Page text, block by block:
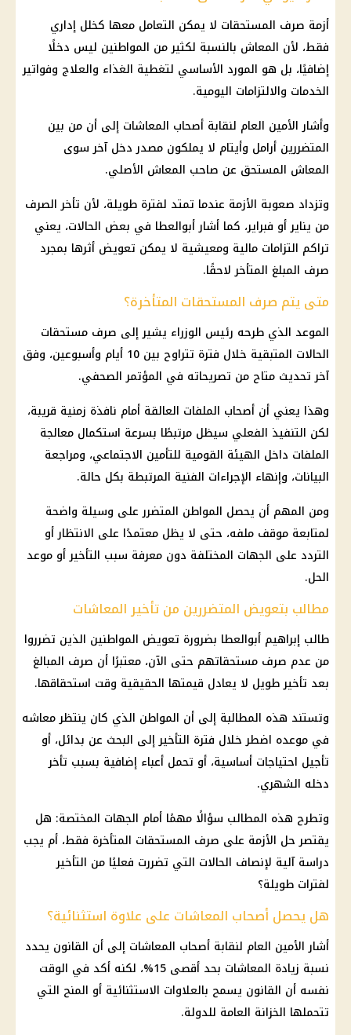
أزمة صرف المستحقات لا يمكن التعامل معها كخلل إداري
فقط، لأن المعاش بالنسبة لكثير من المواطنين ليس دخلًا
إضافيًا، بل هو المورد الأساسي لتغطية الغذاء والعلاج وفواتير
الخدمات والالتزامات اليومية.
وأشار الأمين العام لنقابة أصحاب المعاشات إلى أن من بين
المتضررين أرامل وأيتام لا يملكون مصدر دخل آخر سوى
المعاش المستحق عن صاحب المعاش الأصلي.
وتزداد صعوبة الأزمة عندما تمتد لفترة طويلة، لأن تأخر الصرف
من يناير أو فبراير، كما أشار أبوالعطا في بعض الحالات، يعني
تراكم التزامات مالية ومعيشية لا يمكن تعويض أثرها بمجرد
صرف المبلغ المتأخر لاحقًا.
متى يتم صرف المستحقات المتأخرة؟
الموعد الذي طرحه رئيس الوزراء يشير إلى صرف مستحقات
الحالات المتبقية خلال فترة تتراوح بين 10 أيام وأسبوعين، وفق
آخر تحديث متاح من تصريحاته في المؤتمر الصحفي.
وهذا يعني أن أصحاب الملفات العالقة أمام نافذة زمنية قريبة،
لكن التنفيذ الفعلي سيظل مرتبطًا بسرعة استكمال معالجة
الملفات داخل الهيئة القومية للتأمين الاجتماعي، ومراجعة
البيانات، وإنهاء الإجراءات الفنية المرتبطة بكل حالة.
ومن المهم أن يحصل المواطن المتضرر على وسيلة واضحة
لمتابعة موقف ملفه، حتى لا يظل معتمدًا على الانتظار أو
التردد على الجهات المختلفة دون معرفة سبب التأخير أو موعد
الحل.
مطالب بتعويض المتضررين من تأخير المعاشات
طالب إبراهيم أبوالعطا بضرورة تعويض المواطنين الذين تضرروا
من عدم صرف مستحقاتهم حتى الآن، معتبرًا أن صرف المبالغ
بعد تأخير طويل لا يعادل قيمتها الحقيقية وقت استحقاقها.
وتستند هذه المطالبة إلى أن المواطن الذي كان ينتظر معاشه
في موعده اضطر خلال فترة التأخير إلى البحث عن بدائل، أو
تأجيل احتياجات أساسية، أو تحمل أعباء إضافية بسبب تأخر
دخله الشهري.
وتطرح هذه المطالب سؤالًا مهمًا أمام الجهات المختصة: هل
يقتصر حل الأزمة على صرف المستحقات المتأخرة فقط، أم يجب
دراسة آلية لإنصاف الحالات التي تضررت فعليًا من التأخير
لفترات طويلة؟
هل يحصل أصحاب المعاشات على علاوة استثنائية؟
أشار الأمين العام لنقابة أصحاب المعاشات إلى أن القانون يحدد
نسبة زيادة المعاشات
بحد أقصى 15%، لكنه أكد في الوقت
نفسه أن القانون يسمح بالعلاوات الاستثنائية أو المنح التي
تتحملها الخزانة العامة للدولة.